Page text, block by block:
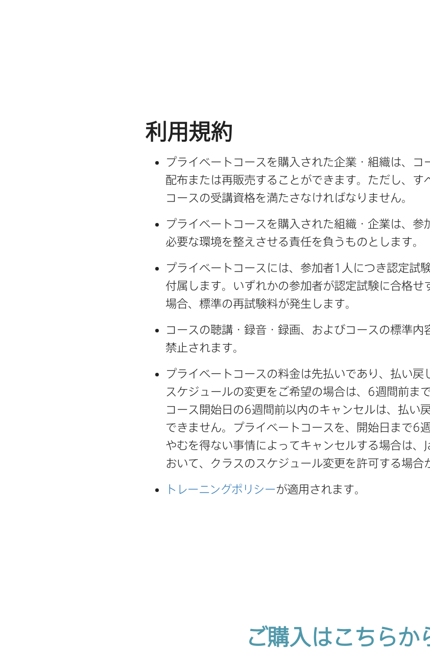
利用規約
プライベートコースを​購入された​企業・組織は、​コ
配布または​再販売する​ことができます。​ただし、​す
コースの​受講資格を​満たさなければなりません。
プライベートコースを​購入された​組織・企業は、​参
必要な​環境を​整えさせる​責任を​負う​ものとします。
プライベートコースには、​参加者1 人に​つき認定試
付属します。​いずれかの​参加者が​認定試験に​合格せ
場合、​標準の​再試験料が​発生します。
コースの​聴講・録音・録画、​および​コースの​標準内
禁止されます。
プライベートコースの​料金は​先払いであり、​払い​戻
スケジュールの​変更を​ご希望の​場合は、 6週間前ま
コース開始日の6週間前以内の​キャンセルは、​払い​
できません。​プライベートコースを、​開始日まで6
やむを​得ない​事情に​よって​キャンセルする​場合は、
おいて、​クラスの​スケジュール変更を​許可する​場合
トレーニングポリシーが​適用されます。
ご購入は​こちらか